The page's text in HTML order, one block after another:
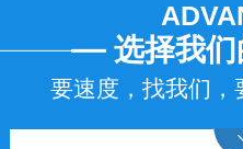
选择我
要速度，找我们，